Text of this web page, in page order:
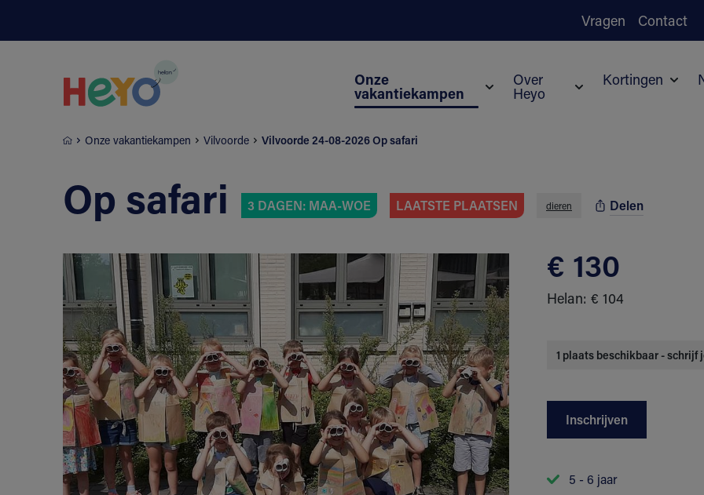
Vragen Contact
Onze
vakantiekampen
Submenu voor Onze vakantiekampen
Over
Heyo
Kortingen
Onze vakantiekampen Vilvoorde Vilvoorde 24-08-2026 Op safari
Op safari 3 DAGEN: MAA-WOE LAATSTE PLAATSEN dieren Delen
€ 130
Helan: € 104
1 plaats beschikbaar - schrijf
Inschrijven
5 - 6 jaar